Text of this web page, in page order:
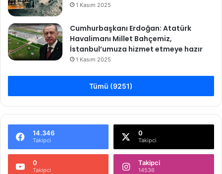
1 Kasım 2025
Cumhurbaşkanı Erdoğan: Atatürk
Havalimanı Millet Bahçemiz,
İstanbul’umuza hizmet etmeye hazır
1 Kasım 2025
Tümü (9251)
14.346
Takipci
0
Takipci
0
Takipci
Takipci
14536